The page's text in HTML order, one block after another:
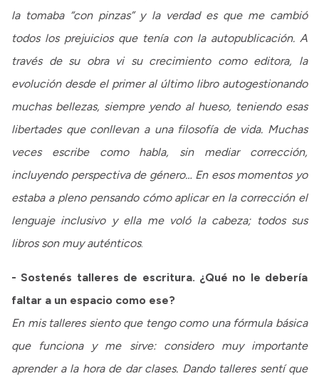
la tomaba “con pinzas” y la verdad es que me cambió
todos los prejuicios que tenía con la autopublicación. A
través de su obra vi su crecimiento como editora, la
evolución desde el primer al último libro autogestionando
muchas bellezas, siempre yendo al hueso, teniendo esas
libertades que conllevan a una filosofía de vida. Muchas
veces escribe como habla, sin mediar corrección,
incluyendo perspectiva de género… En esos momentos yo
estaba a pleno pensando cómo aplicar en la corrección el
lenguaje inclusivo y ella me voló la cabeza; todos sus
libros son muy auténticos.
- Sostenés talleres de escritura. ¿Qué no le debería
faltar a un espacio como ese?
En mis talleres siento que tengo como una fórmula básica
que funciona y me sirve: considero muy importante
aprender a la hora de dar clases. Dando talleres sentí que